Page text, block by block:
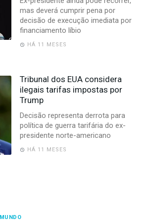
mas deverá cumprir pena por
decisão de execução imediata por
financiamento líbio
HÁ 11 MESES
Tribunal dos EUA considera
ilegais tarifas impostas por
Trump
Decisão representa derrota para
política de guerra tarifária do ex-
presidente norte-americano
HÁ 11 MESES
MUNDO